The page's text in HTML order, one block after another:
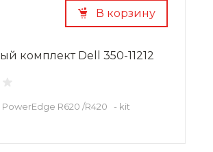
В корзину
комплект Dell 350-11212
PowerEdge R620 /R420 - kit